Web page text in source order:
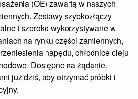
(OE) zawartą w naszych
Zestawy szybkozłączy
i szeroko wykorzystywane w
na rynku części zamiennych,
napędu, chłodnice oleju
Dostępne na żądanie.
już dziś, aby otrzymać próbki i